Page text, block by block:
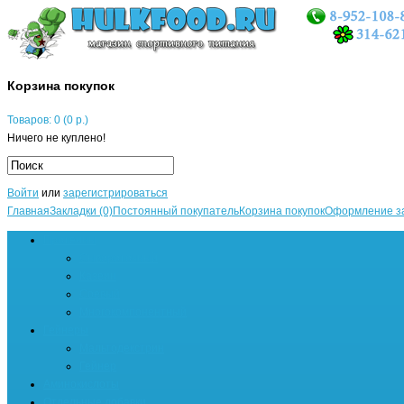
Корзина покупок
Товаров: 0 (0 р.)
Ничего не куплено!
Войти или зарегистрироваться
ГлавнаяЗакладки (0)Постоянный покупательКорзина покупокОформление